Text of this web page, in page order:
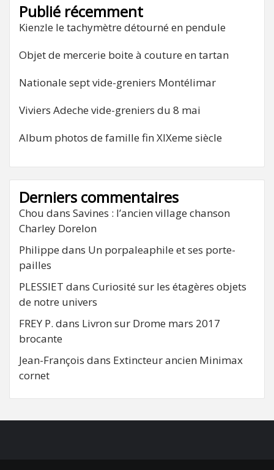
Publié récemment
Kienzle le tachymètre détourné en pendule
Objet de mercerie boite à couture en tartan
Nationale sept vide-greniers Montélimar
Viviers Adeche vide-greniers du 8 mai
Album photos de famille fin XIXeme siècle
Derniers commentaires
Chou dans Savines : l’ancien village chanson
Charley Dorelon
Philippe dans Un porpaleaphile et ses porte-
pailles
PLESSIET dans Curiosité sur les étagères objets
de notre univers
FREY P. dans Livron sur Drome mars 2017
brocante
Jean-François dans Extincteur ancien Minimax
cornet